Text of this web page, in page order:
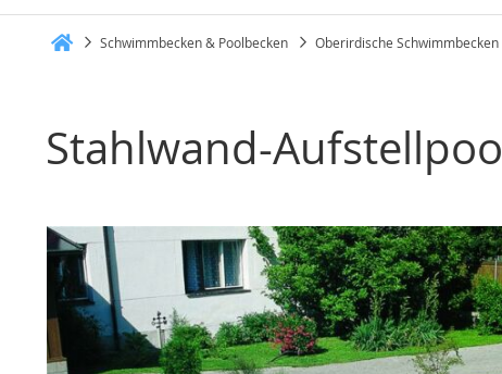
Schwimmbecken & Poolbecken Oberirdische Schwimmbecken
Stahlwand-
Zum
Ende
der
Bildgalerie
springen